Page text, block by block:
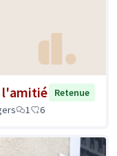
l'amitié
Retenue
1 6